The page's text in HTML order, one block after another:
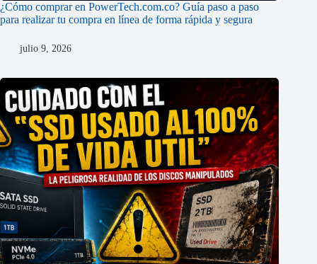
¿Cómo comprar en PowerTech.com.co? Guía paso a paso
para realizar tu compra en línea de forma rápida y segura
julio 9, 2026